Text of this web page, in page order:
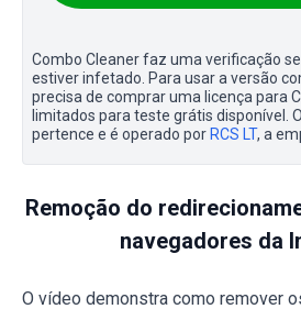
Combo Cleaner faz uma verificação
estiver infetado. Para usar a versão
precisa de comprar uma licença para
limitados para teste grátis disponível.
pertence e é operado por RCS LT, a
Remoção do
navegadores da
O vídeo demonstra como remover